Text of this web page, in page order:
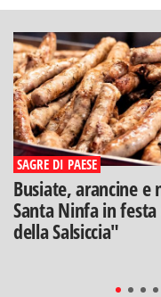
SAGRE DI PAESE
Busiate, arancine e
Santa Ninfa in
della Salsiccia"